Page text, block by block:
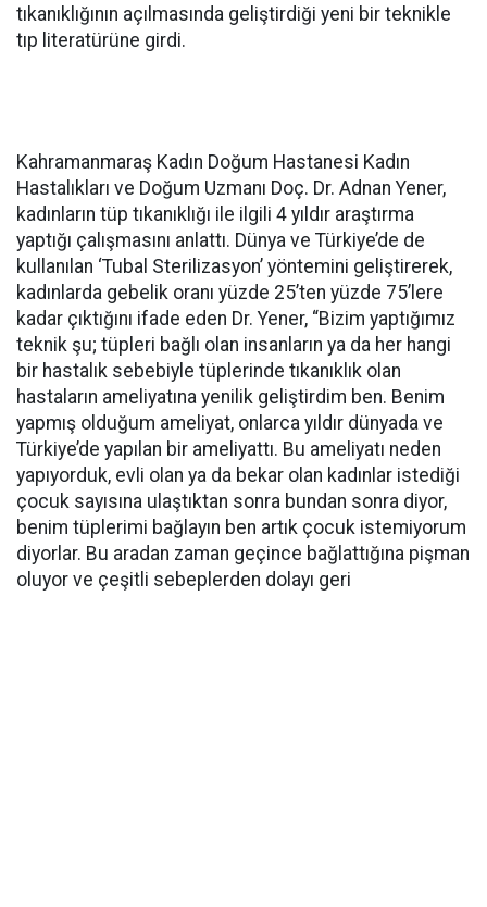
tıkanıklığının açılmasında geliştirdiği yeni bir teknikle
tıp literatürüne girdi.
Kahramanmaraş Kadın Doğum Hastanesi Kadın
Hastalıkları ve Doğum Uzmanı Doç. Dr. Adnan Yener,
kadınların tüp tıkanıklığı ile ilgili 4 yıldır araştırma
yaptığı çalışmasını anlattı. Dünya ve Türkiye’de de
kullanılan ‘Tubal Sterilizasyon’ yöntemini geliştirerek,
kadınlarda gebelik oranı yüzde 25’ten yüzde 75’lere
kadar çıktığını ifade eden Dr. Yener, “Bizim yaptığımız
teknik şu; tüpleri bağlı olan insanların ya da her hangi
bir hastalık sebebiyle tüplerinde tıkanıklık olan
hastaların ameliyatına yenilik geliştirdim ben. Benim
yapmış olduğum ameliyat, onlarca yıldır dünyada ve
Türkiye’de yapılan bir ameliyattı. Bu ameliyatı neden
yapıyorduk, evli olan ya da bekar olan kadınlar istediği
çocuk sayısına ulaştıktan sonra bundan sonra diyor,
benim tüplerimi bağlayın ben artık çocuk istemiyorum
diyorlar. Bu aradan zaman geçince bağlattığına pişman
oluyor ve çeşitli sebeplerden dolayı geri